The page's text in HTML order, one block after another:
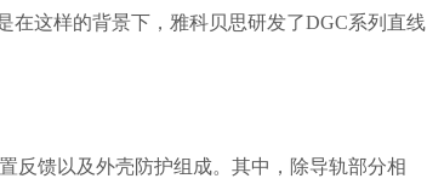
在这样的背景下，雅科贝思研发了DGC系列直线
反馈以及外壳防护组成。其中，除导轨部分相